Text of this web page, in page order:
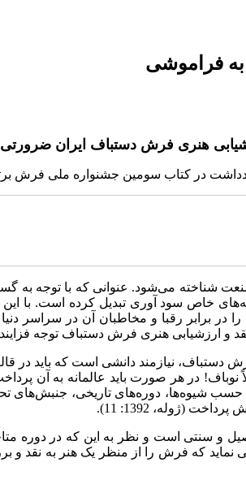
فراموشی
هنری فرش دستباف ایران
در کتاب سومین جشنواره ملی فرش
صنعت شناخته می‌شود. عنوانی که با توجه
خاص سود آوری تبدیل کرده است. با
برابر رقبا و مخاطبان آن در سراسر
و ارزشیابی هنری فرش دستباف توجه
نیازمند دانشی است که باید در
در هر صورت باید عالمانه به آن
که حسب شیوه‌ها، دوره‌های تاریخی،
(ژوله، 1392: 11).
سنتی است و نظر به این که در دوره
که فرش را از منظر یک هنر به نقد و